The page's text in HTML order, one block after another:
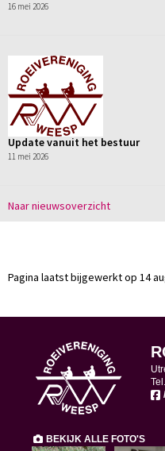
16 mei 2026
Update vanuit het bestuur
11 mei 2026
Naar nieuwsoverzicht
Pagina laatst bijgewerkt op 14
BEKIJK ALLE FOTO'S